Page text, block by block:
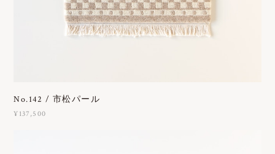
No.142 / 市松パール
¥137,500